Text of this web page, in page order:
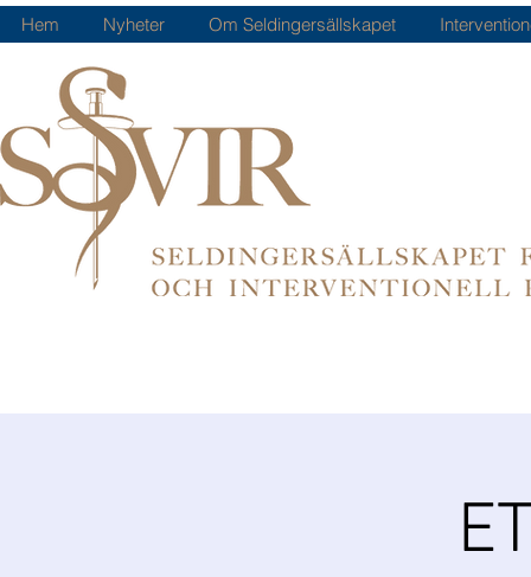
Hem Nyheter Om Seldingersällskapet